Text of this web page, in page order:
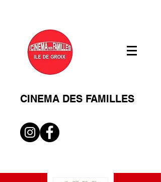
CINEMA DES FAMILLES